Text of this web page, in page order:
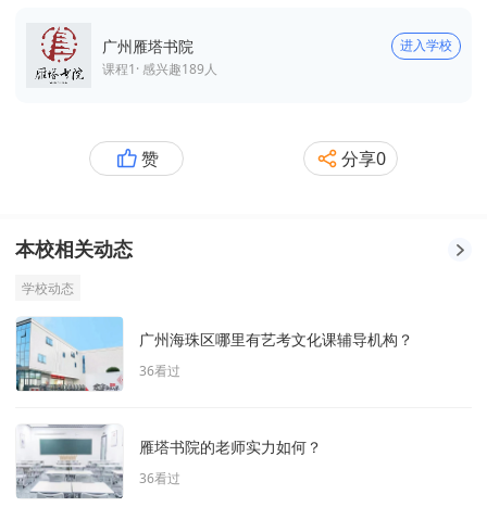
广州雁塔书院
进入学校
课程1· 感兴趣189人
赞 分享0
本校相关动态
学校动态
广州海珠区哪里有艺考文化课辅导机构？
36看过
雁塔书院的老师实力如何？
36看过